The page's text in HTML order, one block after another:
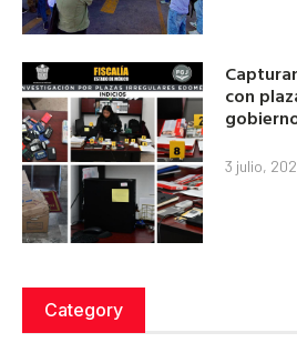
con
3 julio,
Category